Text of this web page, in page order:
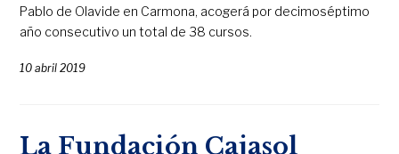
Pablo de Olavide en Carmona, acogerá por decimoséptimo
año consecutivo un total de 38 cursos.
10 abril 2019
La Fundación Cajasol